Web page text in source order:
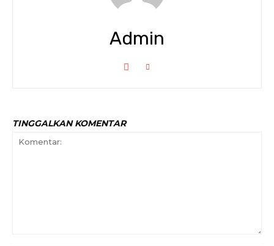
Admin
TINGGALKAN KOMENTAR